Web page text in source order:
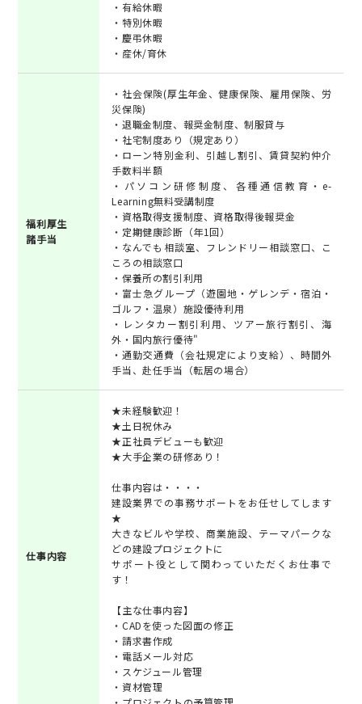
・有給休暇
・特別休暇
・慶弔休暇
・産休/育休
福利厚生
諸手当
・社会保険(厚生年金、健康保険、雇用保険、労
災保険)
・退職金制度、報奨金制度、制服貸与
・社宅制度あり（規定あり）
・ローン特別金利、引越し割引、賃貸契約仲介
手数料半額
・パソコン研修制度、各種通信教育・e-
Learning無料受講制度
・資格取得支援制度、資格取得後報奨金
・定期健康診断（年1回）
・なんでも相談室、フレンドリー相談窓口、こ
ころの相談窓口
・保養所の割引利用
・富士急グループ（遊園地・ゲレンデ・宿泊・
ゴルフ・温泉）施設優待利用
・レンタカー割引利用、ツアー旅行割引、海
外・国内旅行優待"
・通勤交通費（会社規定により支給）、時間外
手当、赴任手当（転居の場合）
仕事内容
★未経験歓迎！
★土日祝休み
★正社員デビューも歓迎
★大手企業の研修あり！
仕事内容は・・・・
建設業界での事務サポートをお任せしてします
★
大きなビルや学校、商業施設、テーマパークな
どの建設プロジェクトに
サポート役として関わっていただくお仕事で
す！
【主な仕事内容】
・CADを使った図面の修正
・請求書作成
・電話メール対応
・スケジュール管理
・資材管理